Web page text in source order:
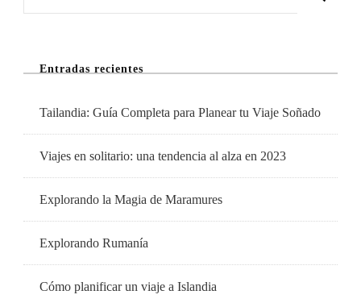
Divisas
Entradas recientes
Tailandia: Guía Completa para Planear tu Viaje Soñado
Viajes en solitario: una tendencia al alza en 2023
Explorando la Magia de Maramures
Explorando Rumanía
Cómo planificar un viaje a Islandia